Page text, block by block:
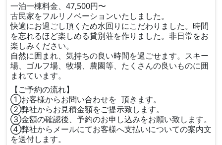
一泊一棟料金、47,500円〜
古民家をフルリノベーションいたしました。
快適にお過ごし頂くため水回りにこだわりました。時間
を忘れるほど楽しめる貸別荘を作りました。非日常をお
楽しみください。
自然に囲まれ、気持ちの良い時間を過ごせます。スキー
場、ゴルフ場、牧場、農園等、たくさんの良いものに囲
まれています。
【ご予約の流れ】
①お客様からお問い合わせを 頂きます。
②弊社からお見積金額をご提示致します。
③金額の確認後、予約のお申し込みをお願い致します。
④弊社からメールにてお客様へ支払いについての案内文
を送付します。